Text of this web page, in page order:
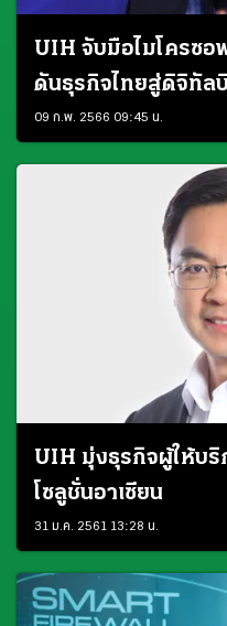
UIH จับมือไมโครซอ
ดันธุรกิจไทยสู่ดิจิทัล
09 ก.พ. 2566 09:45 น.
UIH มุ่งธุรกิจผู้ให้บริ
โซลูชั่นอาเซียน
31 ม.ค. 2561 13:28 น.